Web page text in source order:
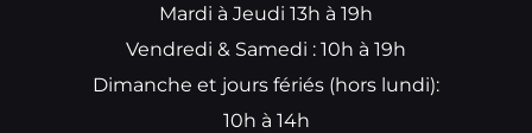
Mardi à Jeudi 13h à 19h
Vendredi & Samedi : 10h à 19h
Dimanche et jours fériés (hors lundi):
10h à 14h